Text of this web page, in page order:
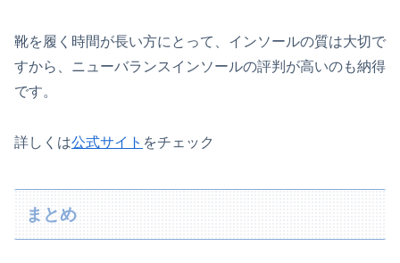
靴を履く時間が長い方にとって、インソールの質は大切で
すから、ニューバランスインソールの評判が高いのも納得
です。
詳しくは公式サイト をチェック
まとめ